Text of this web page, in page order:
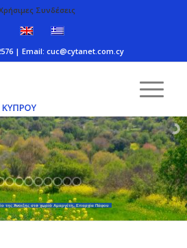
Συνδέσεις
| Email:cuc@cytanet.com.cy
της Άνοιξης στο χωριό Αμαργέτη, Επαρχία Πάφου